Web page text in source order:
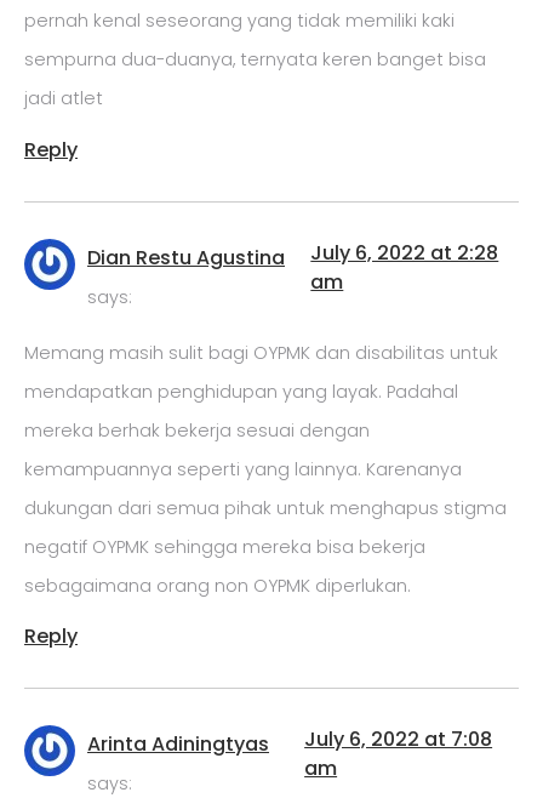
pernah kenal seseorang yang tidak memiliki kaki
sempurna dua-duanya, ternyata keren banget bisa
jadi atlet
Reply
Dian Restu Agustina
says:
July 6, 2022 at 2:28
am
Memang masih sulit bagi OYPMK dan disabilitas untuk
mendapatkan penghidupan yang layak. Padahal
mereka berhak bekerja sesuai dengan
kemampuannya seperti yang lainnya. Karenanya
dukungan dari semua pihak untuk menghapus stigma
negatif OYPMK sehingga mereka bisa bekerja
sebagaimana orang non OYPMK diperlukan.
Reply
Arinta Adiningtyas
says:
July 6, 2022 at 7:08
am